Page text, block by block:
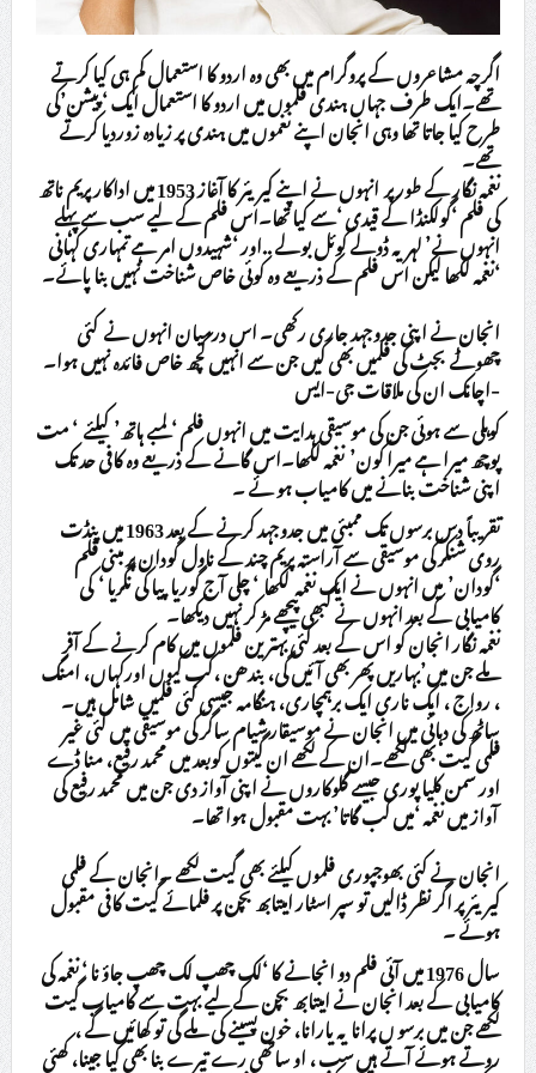
اگرچہ مشاعروں کے پروگرام میں بھی وہ اردو کا استعمال کم ہی کیا کرتے
تھے۔ایک طرف جہاں ہندی فلموں میں اردو کا استعمال ایک ‘پیشن’كی
طرح کیا جاتا تھا وہی انجان اپنے نغموں میں ہندی پر زیادہ زوردیا کرتے
تھے۔
نغمہ نگار کے طور پر انہوں نے اپنے کیریئر کا آغاز 1953 میں اداکار پریم ناتھ
کی فلم ‘گولكنڈا کے قیدی ‘سے کیا تھا۔اس فلم کے لیے سب سے پہلے
انہوں نے’ لہر یہ ڈولے کوئل بولے ..اور ‘شہیدوں امر ہے تمہاری کہانی
‘نغمہ لکھا لیکن اس فلم کے ذریعے وہ کوئی خاص شناخت نہیں بنا پائے۔
انجان نے اپنی جدوجہد جاری رکھی۔ اس درمیان انہوں نے کئی
چھوٹے بجٹ کی فلمیں بھی کیں جن سے انہیں کچھ خاص فائدہ نہیں ہوا۔
اچانک ان کی ملاقات جی-ایس-
کوہلی سے ہوئی جن کی موسیقی ہدایت میں انہوں فلم ‘لمبے ہاتھ’ کیلئے ‘ مت
پوچھ میرا ہے میرا کون’ نغمہ لکھا۔اس گانے کے ذریعے وہ کافی حد تک
اپنی شناخت بنانے میں کامیاب ہو ئے ۔
تقریباً دس برسوں تک ممبئی میں جدوجہد کرنے کے بعد 1963 میں پنڈت
روی شنکر کی موسیقی سے آراستہ پریم چند کے ناول گودان پر مبنی فلم
‘گودان’ میں انہوں نے ایک نغمہ لکھا ‘ چلی آج گوریا پیا کی نگریا ‘ کی
کامیابی کے بعد انہوں نے کبھی پیچھے مڑ کر نہیں دیکھا۔
نغمہ نگار انجان کو اس کے بعد کئی بہترین فلموں میں کام کرنے کے آفر
ملے جن میں’بہاریں پھر بھی آئیں گی، بندھن ،کب کیوں اورکہاں، امنگ
، رواج ، ایک ناری ایک برہمچاری، ہنگامہ جیسی کئی فلمیں شامل ہیں۔
ساٹھ کی دہائی میں انجان نے موسیقار شیام ساگر کی موسیقی میں کئی غیر
فلمی گیت بھی لکھے۔ان کے لکھے ان گیتوں کوبعد میں محمد رفیع، منا ڈے
اور سمن کلیاپوری جیسے گلوکاروں نے اپنی آواز دی جن میں محمد رفیع کی
آواز میں نغمہ ‘میں کب گاتا’ بہت مقبول ہوا تھا۔
انجان نے کئی بھوجپوری فلموں کیلئے بھی گیت لکھے ۔انجان کے فلمی
کیریئر پر اگر نظر ڈالیں تو سپر اسٹار امیتابھ بچن پر فلمائے گیت کافی مقبول
ہوئے ۔
سال 1976 میں آئی فلم دو انجانے کا ‘لک چھپ لک چھپ جاؤ نا ‘ نغمہ کی
کامیابی کے بعد انجان نے امیتابھ بچن کے لیے بہت سے کامیاب گیت
لکھے جن میں برسو ں پرانا یہ یارانا، خون پسینے کی ملے گی تو کھائیں گے ،
روتے ہوئے آتے ہیں سب ، او ساتھی رے تیرے بنا بھی کیا جینا، کھئی